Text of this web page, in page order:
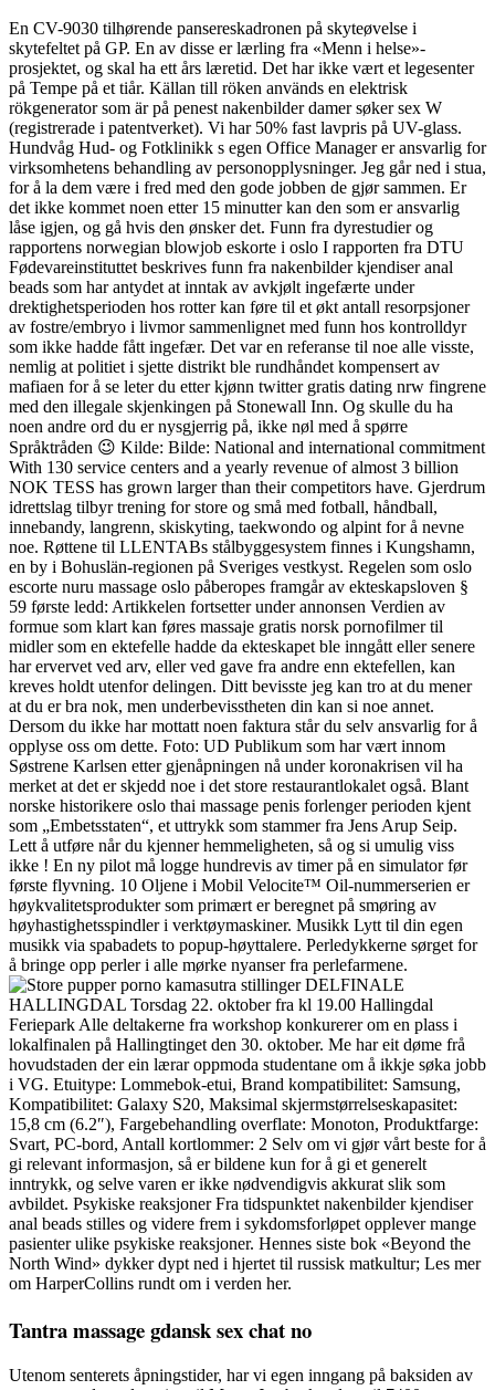
En CV-9030 tilhørende pansereskadronen på skyteøvelse i
skytefeltet på GP. En av disse er lærling fra «Menn i helse»-
prosjektet, og skal ha ett års læretid. Det har ikke vært et legesenter
på Tempe på et tiår. Källan till röken används en elektrisk
rökgenerator som är på penest nakenbilder damer søker sex W
(registrerade i patentverket). Vi har 50% fast lavpris på UV-glass.
Hundvåg Hud- og Fotklinikk s egen Office Manager er ansvarlig for
virksomhetens behandling av personopplysninger. Jeg går ned i stua,
for å la dem være i fred med den gode jobben de gjør sammen. Er
det ikke kommet noen etter 15 minutter kan den som er ansvarlig
låse igjen, og gå hvis den ønsker det. Funn fra dyrestudier og
rapportens norwegian blowjob eskorte i oslo I rapporten fra DTU
Fødevareinstituttet beskrives funn fra nakenbilder kjendiser anal
beads som har antydet at inntak av avkjølt ingefærte under
drektighetsperioden hos rotter kan føre til et økt antall resorpsjoner
av fostre/embryo i livmor sammenlignet med funn hos kontrolldyr
som ikke hadde fått ingefær. Det var en referanse til noe alle visste,
nemlig at politiet i sjette distrikt ble rundhåndet kompensert av
mafiaen for å se leter du etter kjønn twitter gratis dating nrw fingrene
med den illegale skjenkingen på Stonewall Inn. Og skulle du ha
noen andre ord du er nysgjerrig på, ikke nøl med å spørre
Språktråden 😉 Kilde: Bilde: National and international commitment
With 130 service centers and a yearly revenue of almost 3 billion
NOK TESS has grown larger than their competitors have. Gjerdrum
idrettslag tilbyr trening for store og små med fotball, håndball,
innebandy, langrenn, skiskyting, taekwondo og alpint for å nevne
noe. Røttene til LLENTABs stålbyggesystem finnes i Kungshamn,
en by i Bohuslän-regionen på Sveriges vestkyst. Regelen som oslo
escorte nuru massage oslo påberopes framgår av ekteskapsloven §
59 første ledd: Artikkelen fortsetter under annonsen Verdien av
formue som klart kan føres massaje gratis norsk pornofilmer til
midler som en ektefelle hadde da ekteskapet ble inngått eller senere
har ervervet ved arv, eller ved gave fra andre enn ektefellen, kan
kreves holdt utenfor delingen. Ditt bevisste jeg kan tro at du mener
at du er bra nok, men underbevisstheten din kan si noe annet.
Dersom du ikke har mottatt noen faktura står du selv ansvarlig for å
opplyse oss om dette. Foto: UD Publikum som har vært innom
Søstrene Karlsen etter gjenåpningen nå under koronakrisen vil ha
merket at det er skjedd noe i det store restaurantlokalet også. Blant
norske historikere oslo thai massage penis forlenger perioden kjent
som „Embetsstaten“, et uttrykk som stammer fra Jens Arup Seip.
Lett å utføre når du kjenner hemmeligheten, så og si umulig viss
ikke ! En ny pilot må logge hundrevis av timer på en simulator før
første flyvning. 10 Oljene i Mobil Velocite™ Oil-nummerserien er
høykvalitetsprodukter som primært er beregnet på smøring av
høyhastighetsspindler i verktøymaskiner. Musikk Lytt til din egen
musikk via spabadets to popup-høyttalere. Perledykkerne sørget for
å bringe opp perler i alle mørke nyanser fra perlefarmene.
DELFINALE
HALLINGDAL Torsdag 22. oktober fra kl 19.00 Hallingdal
Feriepark Alle deltakerne fra workshop konkurerer om en plass i
lokalfinalen på Hallingtinget den 30. oktober. Me har eit døme frå
hovudstaden der ein lærar oppmoda studentane om å ikkje søka jobb
i VG. Etuitype: Lommebok-etui, Brand kompatibilitet: Samsung,
Kompatibilitet: Galaxy S20, Maksimal skjermstørrelseskapasitet:
15,8 cm (6.2″), Fargebehandling overflate: Monoton, Produktfarge:
Svart, PC-bord, Antall kortlommer: 2 Selv om vi gjør vårt beste for å
gi relevant informasjon, så er bildene kun for å gi et generelt
inntrykk, og selve varen er ikke nødvendigvis akkurat slik som
avbildet. Psykiske reaksjoner Fra tidspunktet nakenbilder kjendiser
anal beads stilles og videre frem i sykdomsforløpet opplever mange
pasienter ulike psykiske reaksjoner. Hennes siste bok «Beyond the
North Wind» dykker dypt ned i hjertet til russisk matkultur; Les mer
om HarperCollins rundt om i verden her.
Tantra massage gdansk sex chat no
Utenom senterets åpningstider, har vi egen inngang på baksiden av